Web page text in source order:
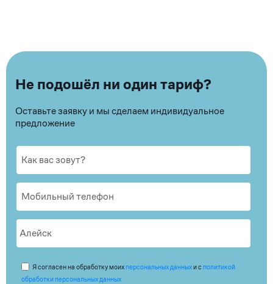
Не подошёл ни один тариф?
Оставьте заявку и мы сделаем индивидуальное
предложение
Я согласен на обработку моих персональных данныхи с политикой
обработки персональных данных